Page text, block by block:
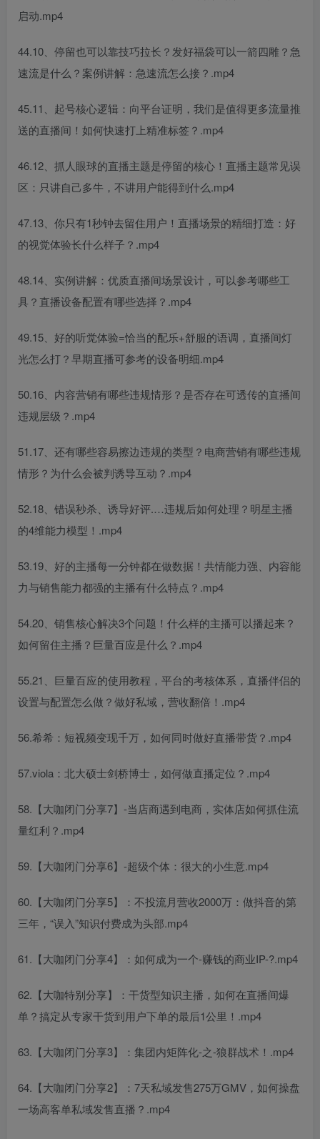
启动.mp4
44.10、停留也可以靠技巧拉长？发好福袋可以一箭四雕？急
速流是什么？案例讲解：急速流怎么接？.mp4
45.11、起号核心逻辑：向平台证明，我们是值得更多流量推
送的直播间！如何快速打上精准标签？.mp4
46.12、抓人眼球的直播主题是停留的核心！直播主题常见误
区：只讲自己多牛，不讲用户能得到什么.mp4
47.13、你只有1秒钟去留住用户！直播场景的精细打造：好
的视觉体验长什么样子？.mp4
48.14、实例讲解：优质直播间场景设计，可以参考哪些工
具？直播设备配置有哪些选择？.mp4
49.15、好的听觉体验=恰当的配乐+舒服的语调，直播间灯
光怎么打？早期直播可参考的设备明细.mp4
50.16、内容营销有哪些违规情形？是否存在可透传的直播间
违规层级？.mp4
51.17、还有哪些容易擦边违规的类型？电商营销有哪些违规
情形？为什么会被判诱导互动？.mp4
52.18、错误秒杀、诱导好评.…违规后如何处理？明星主播
的4维能力模型！.mp4
53.19、好的主播每一分钟都在做数据！共情能力强、内容能
力与销售能力都强的主播有什么特点？.mp4
54.20、销售核心解决3个问题！什么样的主播可以播起来？
如何留住主播？巨量百应是什么？.mp4
55.21、巨量百应的使用教程，平台的考核体系，直播伴侣的
设置与配置怎么做？做好私域，营收翻倍！.mp4
56.希希：短视频变现千万，如何同时做好直播带货？.mp4
57.viola：北大硕士剑桥博士，如何做直播定位？.mp4
58.【大咖闭门分享7】-当店商遇到电商，实体店如何抓住流
量红利？.mp4
59.【大咖闭门分享6】-超级个体：很大的小生意.mp4
60.【大咖闭门分享5】：不投流月营收2000万：做抖音的第
三年，“误入”知识付费成为头部.mp4
61.【大咖闭门分享4】：如何成为一个-赚钱的商业IP-?.mp4
62.【大咖特别分享】：干货型知识主播，如何在直播间爆
单？搞定从专家干货到用户下单的最后1公里！.mp4
63.【大咖闭门分享3】：集团内矩阵化-之-狼群战术！.mp4
64.【大咖闭门分享2】：7天私域发售275万GMV，如何操盘
一场高客单私域发售直播？.mp4